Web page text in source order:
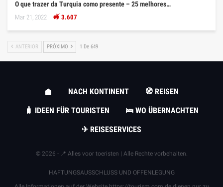
O que trazer da Turquia como presente – 25 melhores…
Mar 21, 2022 3.607
ANTERIOR PRÓXIMO 1 De 649
NACH KONTINENT
🧭 REISEN
🧳 IDEEN FÜR TOURISTEN
🛌 WO ÜBERNACHTEN
✈ REISESERVICES
© 2026 - 📍 Alles voor toeristen | Alle Rechte vorbehalten.
HAFTUNGSAUSSCHLUSS UND OFFENLEGUNG